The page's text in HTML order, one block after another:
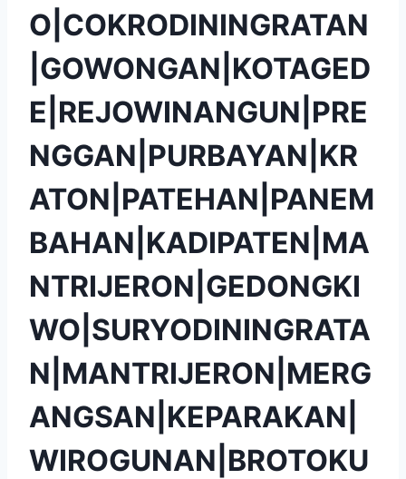
O|COKRODININGRATAN
|GOWONGAN|KOTAGED
E|REJOWINANGUN|PRE
NGGAN|PURBAYAN|KR
ATON|PATEHAN|PANEM
BAHAN|KADIPATEN|MA
NTRIJERON|GEDONGKI
WO|SURYODININGRATA
N|MANTRIJERON|MERG
ANGSAN|KEPARAKAN|
WIROGUNAN|BROTOKU